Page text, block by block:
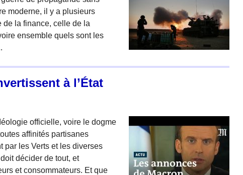
moderne, il y a plusieurs
de la finance, celle de la
ensemble quels sont les
à l’État
officielle, voire le dogme
affinités partisanes
par les Verts et les diverses
décider de tout, et
et consommateurs. Et que